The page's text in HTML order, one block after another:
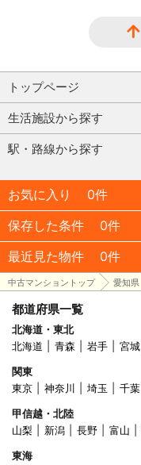
トップページ
生活施設から探す
駅・路線から探す
お気に入り
0件
保存した条件
0件
最近見た物件
0件
中古マンショントップ 愛知県
都道府県一覧
北海道・東北
北海道
青森 岩手 宮城
関東
東京
神奈川 埼玉 千葉
甲信越・北陸
山梨
新潟 長野 富山
東海